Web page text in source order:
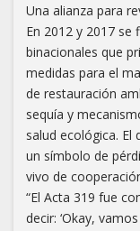
Una alianza para
En 2012 y 2017 se
binacionales que
medidas para el
de restauración
sequía y
salud ecológica.
un símbolo de
vivo de
“El Acta 319 fue
decir: ‘Okay,